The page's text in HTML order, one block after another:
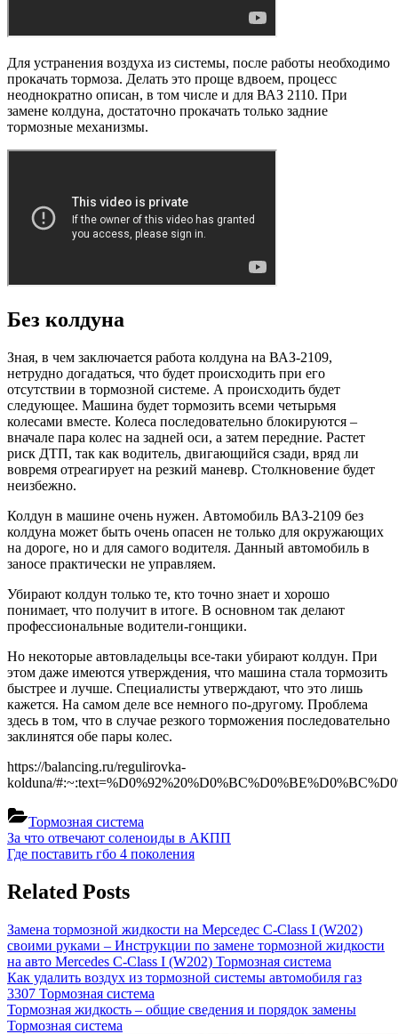
Для устранения воздуха из системы, после работы необходимо
прокачать тормоза. Делать это проще вдвоем, процесс
неоднократно описан, в том числе и для ВАЗ 2110. При
замене колдуна, достаточно прокачать только задние
тормозные механизмы.
Без колдуна
Зная, в чем заключается работа колдуна на ВАЗ-2109,
нетрудно догадаться, что будет происходить при его
отсутствии в тормозной системе. А происходить будет
следующее. Машина будет тормозить всеми четырьмя
колесами вместе. Колеса последовательно блокируются –
вначале пара колес на задней оси, а затем передние. Растет
риск ДТП, так как водитель, двигающийся сзади, вряд ли
вовремя отреагирует на резкий маневр. Столкновение будет
неизбежно.
Колдун в машине очень нужен. Автомобиль ВАЗ-2109 без
колдуна может быть очень опасен не только для окружающих
на дороге, но и для самого водителя. Данный автомобиль в
заносе практически не управляем.
Убирают колдун только те, кто точно знает и хорошо
понимает, что получит в итоге. В основном так делают
профессиональные водители-гонщики.
Но некоторые автовладельцы все-таки убирают колдун. При
этом даже имеются утверждения, что машина стала тормозить
быстрее и лучше. Специалисты утверждают, что это лишь
кажется. На самом деле все немного по-другому. Проблема
здесь в том, что в случае резкого торможения последовательно
заклинятся обе пары колес.
https://balancing.ru/regulirovka-
kolduna/
Тормозная система
Навигация
по
записям
Previous
Post:
За что отвечают соленоиды в АКПП
Next
Где поставить гбо 4 поколения
Related Posts
Замена тормозной жидкости на Мерседес C-Class I (W202)
своими руками – Инструкции по замене тормозной жидкости
на авто Mercedes C-Class I (W202) Тормозная система
Как удалить воздух из тормозной системы автомобиля газ
3307 Тормозная система
Тормозная жидкость – общие сведения и порядок замены
Тормозная система